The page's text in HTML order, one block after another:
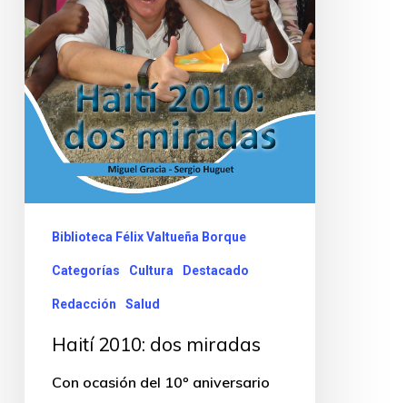
Biblioteca Félix Valtueña Borque
Categorías Cultura Destacado
Redacción Salud
Haití 2010: dos miradas
Con ocasión del 10º aniversario